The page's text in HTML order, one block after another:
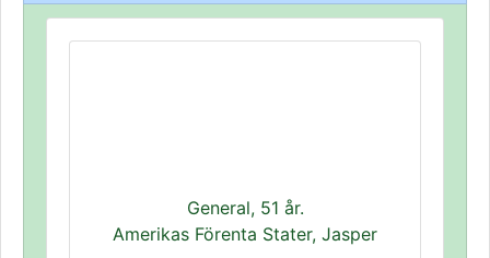
General, 51 år.
Amerikas Förenta Stater, Jasper